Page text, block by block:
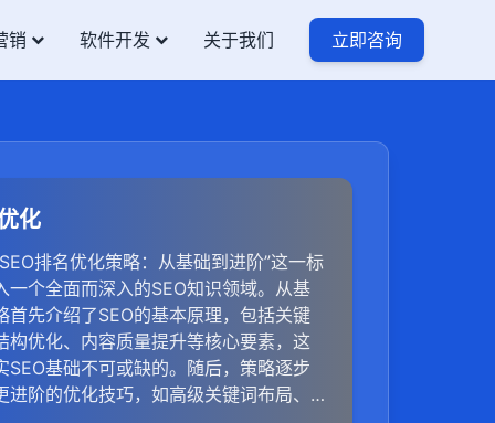
销 软件开发 关于我们 立即咨询
化
排名优化策略：从基础到进阶”这一标
一个全面而深入的SEO知识领域。从基
首先介绍了SEO的基本原理，包括关键
构优化、内容质量提升等核心要素，这
SEO基础不可或缺的。随后，策略逐步
进阶的优化技巧，如高级关键词布局、